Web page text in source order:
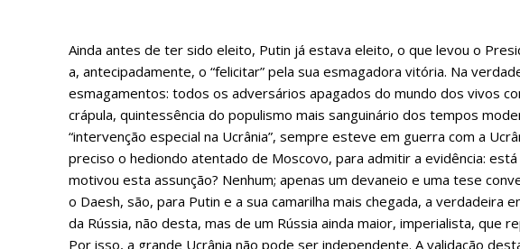
Ainda antes de ter sido eleito, Putin já estava eleito, o que levou o
a, antecipadamente, o “felicitar” pela sua esmagadora vitória. Na
esmagamentos: todos os adversários apagados do mundo dos vivos
crápula, quintessência do populismo mais sanguinário dos tempos
“intervenção especial na Ucrânia”, sempre esteve em guerra com a
preciso o hediondo atentado de Moscovo, para admitir a evidência:
motivou esta assunção? Nenhum; apenas um devaneio e uma tese
o Daesh, são, para Putin e a sua camarilha mais chegada, a verdadeira
da Rússia, não desta, mas de um Rússia ainda maior, imperialista, que
Por isso, a grande Ucrânia não pode ser independente. A validação